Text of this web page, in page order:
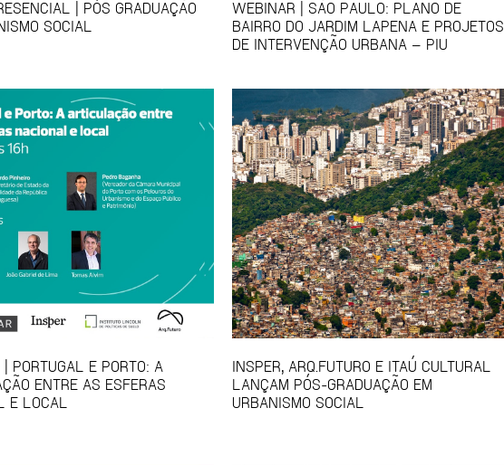
| PÓS GRADUAÇÃO
SOCIAL
WEBINAR | SÃO PAULO: PLANO DE
BAIRRO DO JARDIM LAPENA E PROJETOS
DE INTERVENÇÃO URBANA – PIU
PORTUGAL E PORTO: A
ENTRE AS ESFERAS
E LOCAL
INSPER, ARQ.FUTURO E ITAÚ CULTURAL
LANÇAM PÓS-GRADUAÇÃO EM
URBANISMO SOCIAL